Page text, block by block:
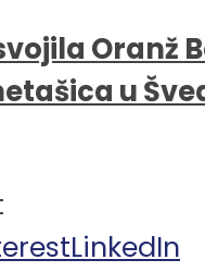
Oranž
u
LinkedIn